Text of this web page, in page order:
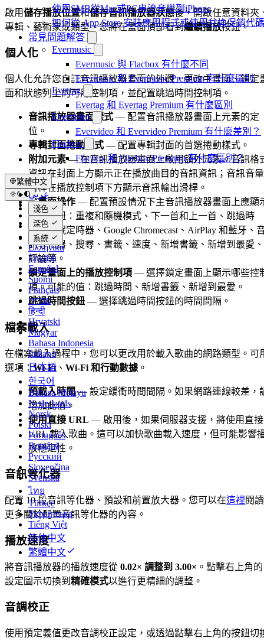
使用SMB從Mac或PC串流音樂到iPhone
如何從 App Store 安裝應用程式或使用兌換促銷代
常見問題解答
Evermusic
Evermusic 與 Flacbox 有什麼不同
Evermusic 和 Evermusic Premium 有什麼區別
Evertag
Evertag 和 Evertag Premium 有什麼區別
Evervideo
Evervideo 和 Evervideo Premium 有什麼差別？
Flacbox
Flacbox 和 Flacbox Premium 有什麼區別？
繁體中文
عربي
Català
Čeština
Dansk
Deutsch
Ελληνικά
English
Español
Suomi
Français
עברית
हिन्दी
Hrvatski
Magyar
Bahasa Indonesia
Italiano
日本語
한국어
Bahasa Melayu
Nederlands
Norsk
Polski
Português
Română
Русский
Slovenčina
Svenska
ไทย
Türkçe
Українська
Tiếng Việt
简体中文
繁體中文
淺色
深色
系統
啟用儲存播放位置和儲存音訊播放器狀態後，開啟任意資料夾
專輯、藝術家或類型，您將在畫面頂部看到繼續播放按鈕。
個人化
個人化允許您自訂音訊播放器畫面的外觀，更改主畫面、鎖定
面和狀態列上的可用控制項，並配置跳過時間控制項。
音訊播放器畫面樣式 — 配置音訊播放器畫面上元素的定
位。
專輯封面捲動樣式 — 配置專輯封面的首選捲動樣式。
附加元素— 在音訊播放器畫面上啟用額外元素。音訊格
資訊在封面上方顯示正在播放曲目的音訊資訊；音訊音量
滑桿在播放控制項下方顯示音訊輸出滑桿。
主畫面操作 — 配置預設情況下主音訊播放器畫面上應顯
哪些按鈕：重複和隨機模式、下一首和上一首、跳過時
間、睡眠定時器、Google Chromecast、AirPlay 和藍牙、
訊等化器、搜尋、書籤、速度、新增書籤、新增到最愛、
評論等。
鎖定畫面上的播放控制項 — 選擇鎖定畫面上顯示哪些控
項。可能的值：跳過時間、新增書籤、新增到最愛。
跳過時間按鈕 — 選擇跳過時間按鈕的時間間隔。
檔案載入
在檔案載入過程中，您可以更改用於載入歌曲的網路類型。可
選項：Wi-Fi、 Wi-Fi 和行動數據 。
預載入時間— 設定緩衝時間間隔。如果網路連線較差，
增加此值。
使用直接 URL — 啟用後，如果伺服器支援，將使用直接
URL 載入歌曲。這可以加快歌曲載入速度，但可能影響
放穩定性。
音訊等化器
配置 10 段音訊等化器、預設和前置放大器。您可以在這裡閱讀
更多關於配置音訊等化器的內容。
播放速度
將音訊播放器的播放速度從 0.02× 調整到 3.00× 。點擊右上角的
設定圖示切換到 精確模式以進行更精細的調整。
音調校正
使用預定義值更改音調校正設定，或透過點擊右上角的按鈕切